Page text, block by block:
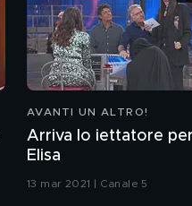
AVANTI UN ALTRO!
Arriva lo iettatore per
Elisa
13 mar 2021 | Canale 5